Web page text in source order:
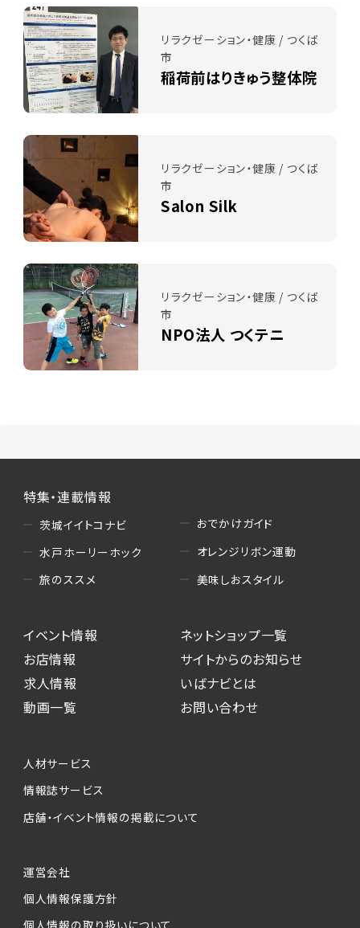
リラクゼーション・健康 / つくば
市
稲荷前はりきゅう整体院
リラクゼーション・健康 / つくば
市
Salon Silk
リラクゼーション・健康 / つくば
市
NPO法人 つくテニ
特集・連載情報
茨城イイトコナビ
水戸ホーリーホック
旅のススメ
おでかけガイド
オレンジリボン運動
美味しおスタイル
イベント情報
お店情報
求人情報
動画一覧
ネットショップ一覧
サイトからのお知らせ
いばナビとは
お問い合わせ
人材サービス
情報誌サービス
店舗・イベント情報の掲載について
運営会社
個人情報保護方針